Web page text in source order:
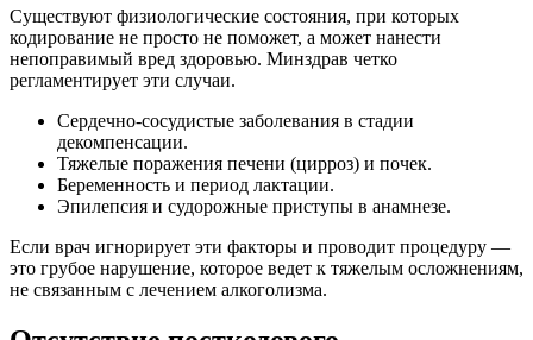
Существуют физиологические состояния, при которых
кодирование не просто не поможет, а может нанести
непоправимый вред здоровью. Минздрав четко
регламентирует эти случаи.
Сердечно-сосудистые заболевания в стадии
декомпенсации.
Тяжелые поражения печени (цирроз) и почек.
Беременность и период лактации.
Эпилепсия и судорожные приступы в анамнезе.
Если врач игнорирует эти факторы и проводит процедуру —
это грубое нарушение, которое ведет к тяжелым осложнениям,
не связанным с лечением алкоголизма.